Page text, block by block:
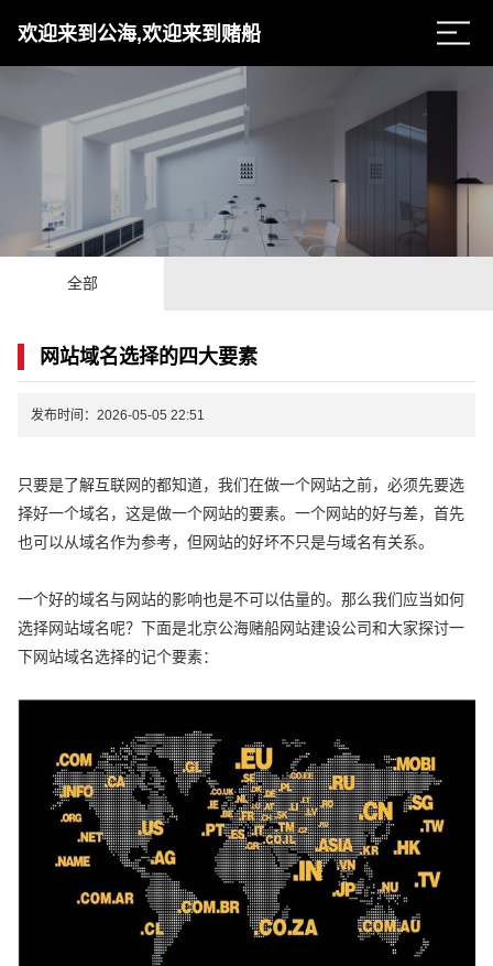
欢迎来到公海,欢迎来到赌船
全部
网站域名选择的四大要素
发布时间：2026-05-05 22:51
只要是了解互联网的都知道，我们在做一个网站之前，必须先要选
择好一个域名，这是做一个网站的要素。一个网站的好与差，首先
也可以从域名作为参考，但网站的好坏不只是与域名有关系。
一个好的域名与网站的影响也是不可以估量的。那么我们应当如何
选择网站域名呢？下面是北京公海赌船网站建设公司和大家探讨一
下网站域名选择的记个要素：